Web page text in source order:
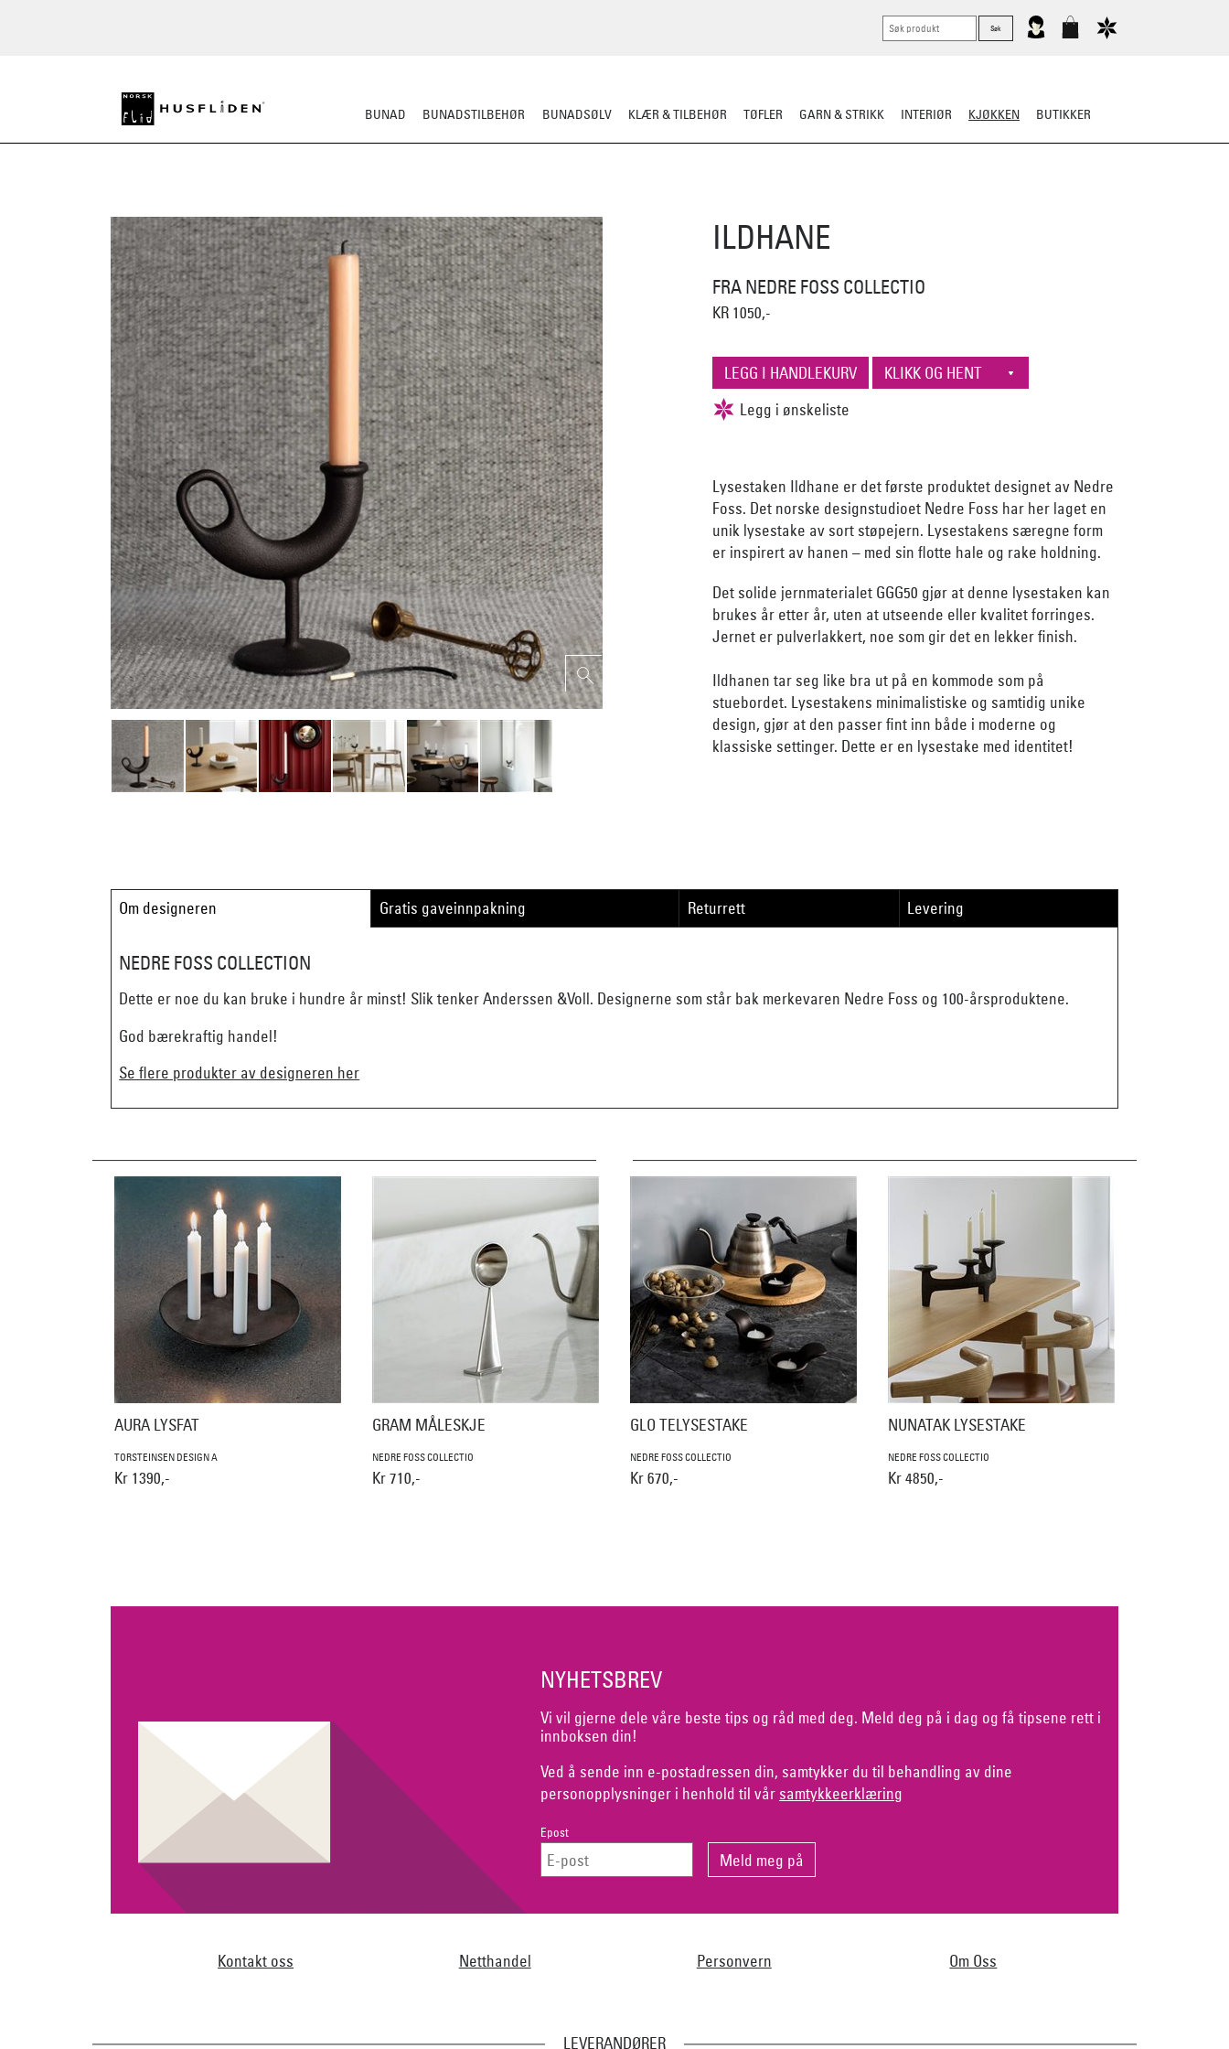
BUNAD BUNADSTILBEHØR BUNADSØLV KLÆR & TILBEHØR TØFLER GARN & STRIKK INTERIØR KJØKKEN BUTIKKER
ILDHANE
FRA NEDRE FOSS COLLECTIO
KR 1050,-
Lysestaken Ildhane er det første produktet designet av Nedre
Foss. Det norske designstudioet Nedre Foss har her laget en
unik lysestake av sort støpejern. Lysestakens særegne form
er inspirert av hanen – med sin flotte hale og rake holdning.
Det solide jernmaterialet GGG50 gjør at denne lysestaken kan
brukes år etter år, uten at utseende eller kvalitet forringes.
Jernet er pulverlakkert, noe som gir det en lekker finish.
Ildhanen tar seg like bra ut på en kommode som på
stuebordet. Lysestakens minimalistiske og samtidig unike
design, gjør at den passer fint inn både i moderne og
klassiske settinger. Dette er en lysestake med identitet!
Om designeren Gratis gaveinnpakning Returrett Levering
NEDRE FOSS COLLECTION
Dette er noe du kan bruke i hundre år minst! Slik tenker Anderssen &Voll. Designerne som står bak merkevaren Nedre Foss og 100-årsproduktene.
God bærekraftig handel!
Se flere produkter av designeren her
AURA LYSFAT
TORSTEINSEN DESIGN A
Kr 1390,-
GRAM MÅLESKJE
NEDRE FOSS COLLECTIO
Kr 710,-
GLO TELYSESTAKE
NEDRE FOSS COLLECTIO
Kr 670,-
NUNATAK LYSESTAKE
NEDRE FOSS COLLECTIO
Kr 4850,-
NYHETSBREV
Vi vil gjerne dele våre beste tips og råd med deg. Meld deg på i dag og få tipsene rett i
innboksen din!
Ved å sende inn e-postadressen din, samtykker du til behandling av dine
personopplysninger i henhold til vår samtykkeerklæring
Epost
Kontakt oss Netthandel Personvern Om Oss
LEVERANDØRER